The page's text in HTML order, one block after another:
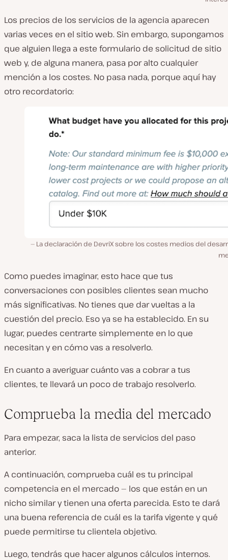
Los precios de los servicios de la agencia aparecen
varias veces en el sitio web. Sin embargo, supongamos
que alguien llega a este formulario de solicitud de sitio
web y, de alguna manera, pasa por alto cualquier
mención a los costes. No pasa nada, porque aquí hay
otro recordatorio:
La declaración de DevriX sobre los costes medios del
Como puedes imaginar, esto hace que tus
conversaciones con posibles clientes sean mucho
más significativas. No tienes que dar vueltas a la
cuestión del precio. Eso ya se ha establecido. En su
lugar, puedes centrarte simplemente en lo que
necesitan y en cómo vas a resolverlo.
En cuanto a averiguar cuánto vas a cobrar a tus
clientes, te llevará un poco de trabajo resolverlo.
Comprueba la media del mercado
Para empezar, saca la lista de servicios del paso
anterior.
A continuación, comprueba cuál es tu principal
competencia en el mercado — los que están en un
nicho similar y tienen una oferta parecida. Esto te dará
una buena referencia de cuál es la tarifa vigente y qué
puede permitirse tu clientela objetivo.
Luego, tendrás que hacer algunos cálculos internos.